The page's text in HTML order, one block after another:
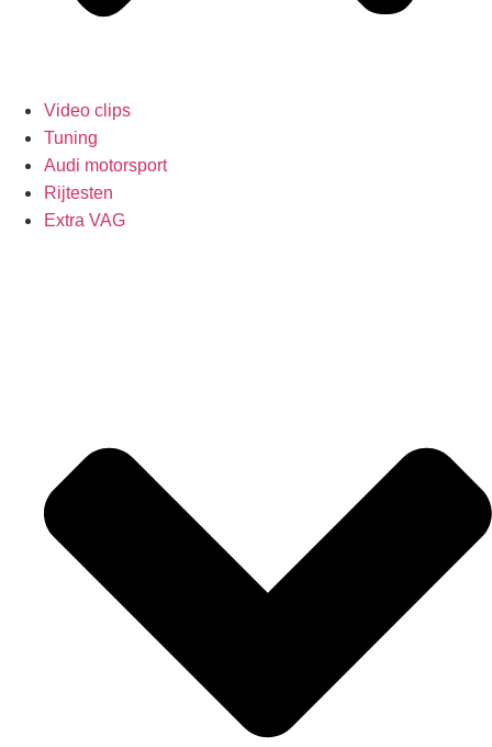
Video clips
Tuning
Audi motorsport
Rijtesten
Extra VAG